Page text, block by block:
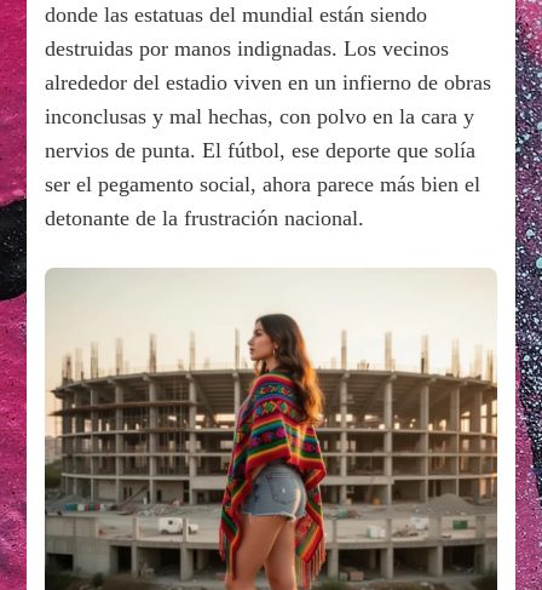
donde las estatuas del mundial están siendo
destruidas por manos indignadas. Los vecinos
alrededor del estadio viven en un infierno de obras
inconclusas y mal hechas, con polvo en la cara y
nervios de punta. El fútbol, ese deporte que solía
ser el pegamento social, ahora parece más bien el
detonante de la frustración nacional.